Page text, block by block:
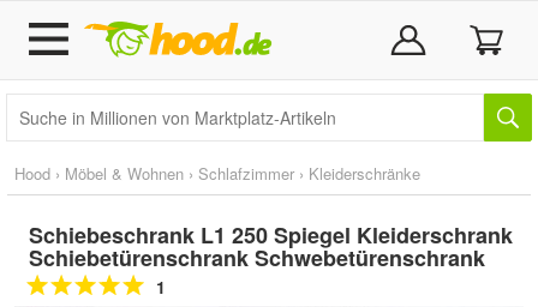
Hood › Möbel & Wohnen › Schlafzimmer › Kleiderschränke
Schiebeschrank L1 250 Spiegel Kleiderschrank
Schiebetürenschrank Schwebetürenschrank
1